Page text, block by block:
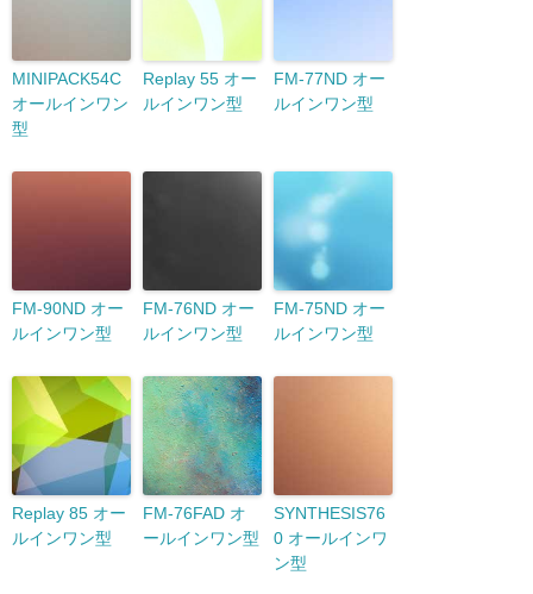
MINIPACK54C
オールインワン
型
Replay 55 オー
ルインワン型
FM-77ND オー
ルインワン型
FM-90ND オー
ルインワン型
FM-76ND オー
ルインワン型
FM-75ND オー
ルインワン型
Replay 85 オー
ルインワン型
FM-76FAD オ
ールインワン型
SYNTHESIS76
0 オールインワ
ン型